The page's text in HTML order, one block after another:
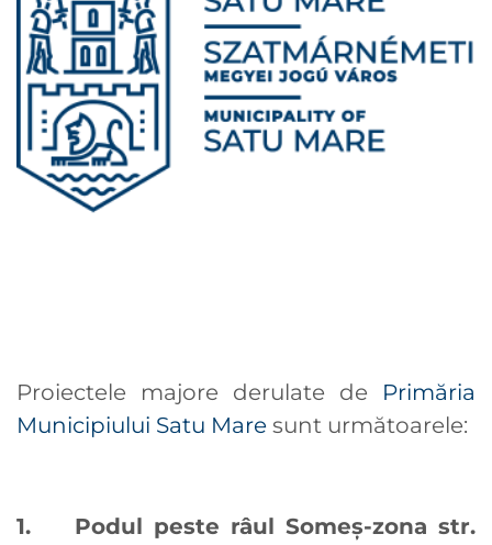
Proiectele majore derulate de Primăria
Municipiului Satu Mare sunt următoarele:
1. Podul peste râul Someș-zona str.